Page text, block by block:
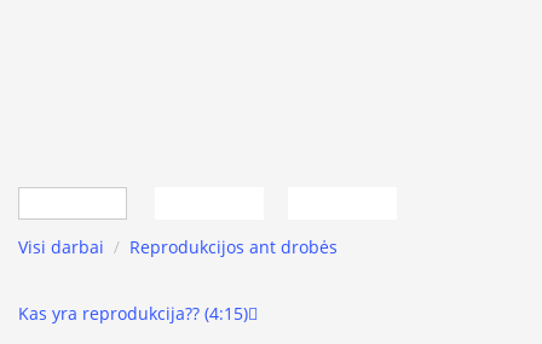
Visi darbai / Reprodukcijos ant drobės
Kas yra reprodukcija?? (4:15)